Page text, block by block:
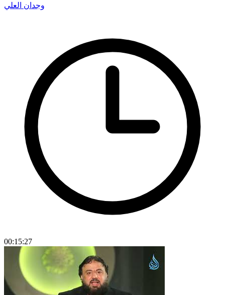
وجدان العلي
00:15:27